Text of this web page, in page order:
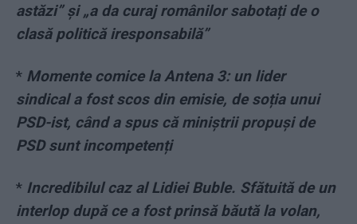
astăzi” și „a da curaj românilor sabotați de o
clasă politică iresponsabilă”
* Momente comice la Antena 3: un lider
sindical a fost scos din emisie, de soția unui
PSD-ist, când a spus că miniștrii propuși de
PSD sunt incompetenți
* Incredibilul caz al Lidiei Buble. Sfătuită de un
interlop după ce a fost prinsă băută la volan,